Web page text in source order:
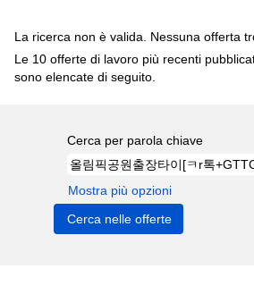
La ricerca non è valida. Nessuna offerta
Le 10 offerte di lavoro più recenti
sono elencate di seguito.
Cerca per parola chiave
Mostra più opzioni